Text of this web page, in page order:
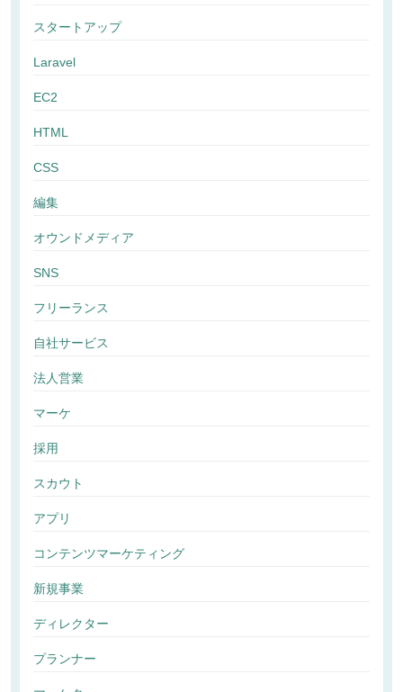
スタートアップ
Laravel
EC2
HTML
CSS
編集
オウンドメディア
SNS
フリーランス
自社サービス
法人営業
マーケ
採用
スカウト
アプリ
コンテンツマーケティング
新規事業
ディレクター
プランナー